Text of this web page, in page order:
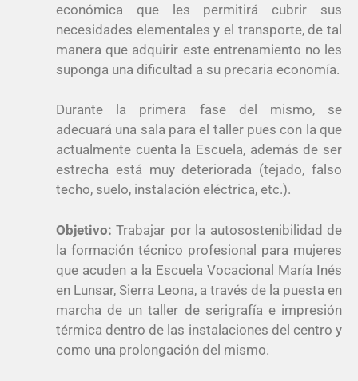
económica que les permitirá cubrir sus
necesidades elementales y el transporte, de tal
manera que adquirir este entrenamiento no les
suponga una dificultad a su precaria economía.
Durante la primera fase del mismo, se
adecuará una sala para el taller pues con la que
actualmente cuenta la Escuela, además de ser
estrecha está muy deteriorada (tejado, falso
techo, suelo, instalación eléctrica, etc.).
Objetivo:Trabajar por la autosostenibilidad de
la formación técnico profesional para mujeres
que acuden a la Escuela Vocacional María Inés
en Lunsar, Sierra Leona, a través de la puesta en
marcha de un taller de serigrafía e impresión
térmica dentro de las instalaciones del centro y
como una prolongación del mismo.